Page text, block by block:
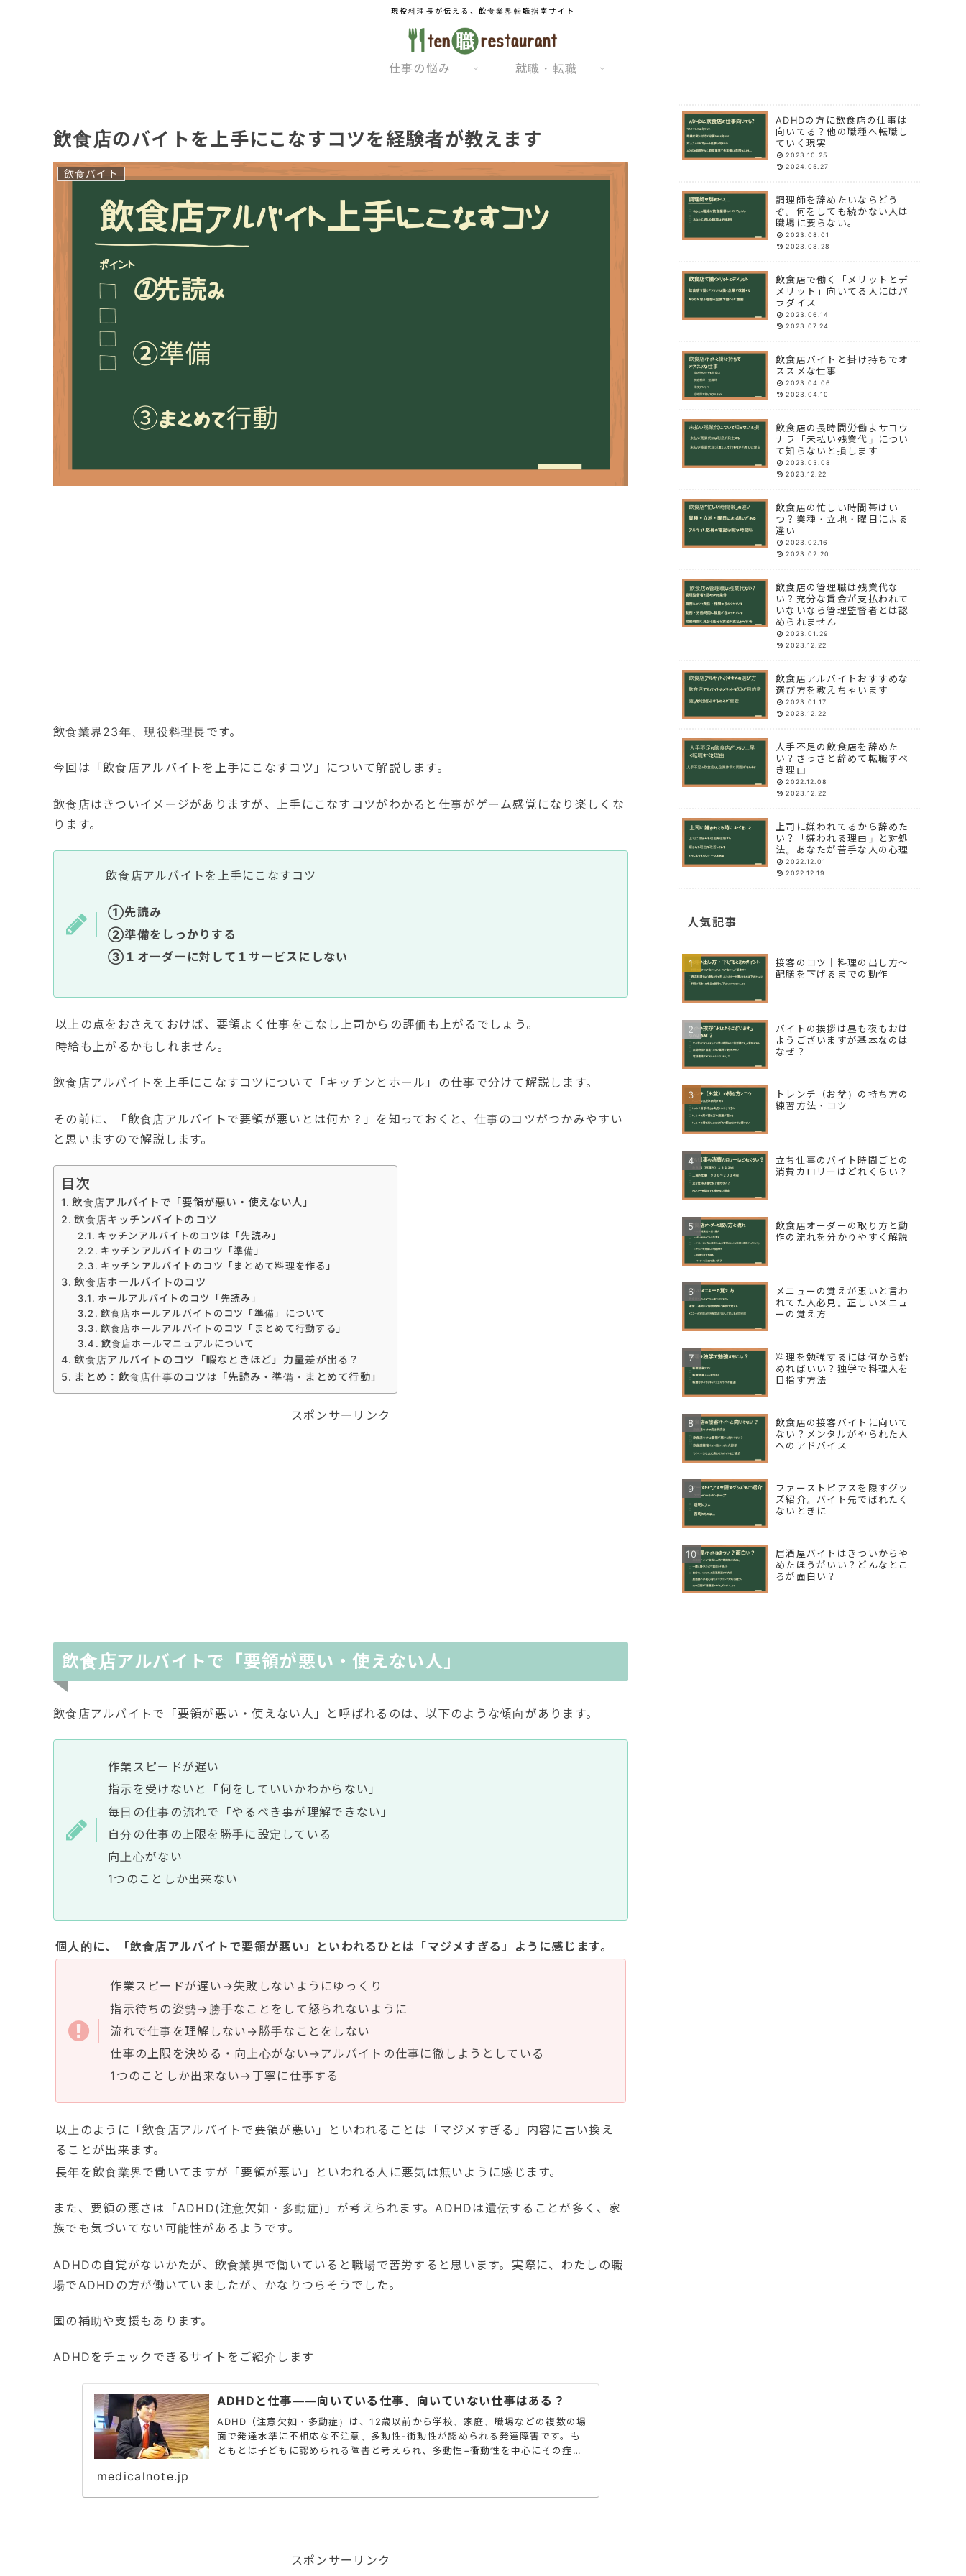
現役料理長が伝える、飲食業界転職指南サイト
仕事の悩み 就職・転職
飲食店のバイトを上手にこなすコツを経験者が教えます
飲食バイト
飲食業界23年、現役料理長です。
今回は「飲食店アルバイトを上手にこなすコツ」について解説します。
飲食店はきついイメージがありますが、上手にこなすコツがわかると仕事がゲーム感覚になり楽しくな
ります。
飲食店アルバイトを上手にこなすコツ
①先読み
②準備をしっかりする
③１オーダーに対して１サービスにしない
以上の点をおさえておけば、要領よく仕事をこなし上司からの評価も上がるでしょう。
時給も上がるかもしれません。
飲食店アルバイトを上手にこなすコツについて「キッチンとホール」の仕事で分けて解説します。
その前に、「飲食店アルバイトで要領が悪いとは何か？」を知っておくと、仕事のコツがつかみやすい
と思いますので解説します。
目次
飲食店アルバイトで「要領が悪い・使えない人」
飲食店キッチンバイトのコツ
キッチンアルバイトのコツは「先読み」
キッチンアルバイトのコツ「準備」
キッチンアルバイトのコツ「まとめて料理を作る」
飲食店ホールバイトのコツ
ホールアルバイトのコツ「先読み」
飲食店ホールアルバイトのコツ「準備」について
飲食店ホールアルバイトのコツ「まとめて行動する」
飲食店ホールマニュアルについて
飲食店アルバイトのコツ「暇なときほど」力量差が出る？
まとめ：飲食店仕事のコツは「先読み・準備・まとめて行動」
スポンサーリンク
飲食店アルバイトで「要領が悪い・使えない人」
飲食店アルバイトで「要領が悪い・使えない人」と呼ばれるのは、以下のような傾向があります。
作業スピードが遅い
指示を受けないと「何をしていいかわからない」
毎日の仕事の流れで「やるべき事が理解できない」
自分の仕事の上限を勝手に設定している
向上心がない
1つのことしか出来ない
個人的に、「飲食店アルバイトで要領が悪い」といわれるひとは「マジメすぎる」ように感じます。
作業スピードが遅い→失敗しないようにゆっくり
指示待ちの姿勢→勝手なことをして怒られないように
流れで仕事を理解しない→勝手なことをしない
仕事の上限を決める・向上心がない→アルバイトの仕事に徹しようとしている
1つのことしか出来ない→丁寧に仕事する
以上のように「飲食店アルバイトで要領が悪い」といわれることは「マジメすぎる」内容に言い換え
ることが出来ます。
長年を飲食業界で働いてますが「要領が悪い」といわれる人に悪気は無いように感じます。
また、要領の悪さは「ADHD(注意欠如・多動症)」が考えられます。ADHDは遺伝することが多く、家
族でも気づいてない可能性があるようです。
ADHDの自覚がないかたが、飲食業界で働いていると職場で苦労すると思います。実際に、わたしの職
場でADHDの方が働いていましたが、かなりつらそうでした。
国の補助や支援もあります。
ADHDをチェックできるサイトをご紹介します
ADHDと仕事——向いている仕事、向いていない仕事はある？
ADHD（注意欠如・多動症）は、12歳以前から学校、家庭、職場などの複数の場
面で発達水準に不相応な不注意、多動性-衝動性が認められる発達障害です。も
ともとは子どもに認められる障害と考えられ、多動性−衝動性を中心にその症状
medicalnote.jp
スポンサーリンク
ADHDの方に飲食店の仕事は
向いてる？他の職種へ転職し
ていく現実
2023.10.25
2024.05.27
調理師を辞めたいならどう
ぞ。何をしても続かない人は
職場に要らない。
2023.08.01
2023.08.28
飲食店で働く「メリットとデ
メリット」向いてる人にはパ
ラダイス
2023.06.14
2023.07.24
飲食店バイトと掛け持ちでオ
ススメな仕事
2023.04.06
2023.04.10
飲食店の長時間労働よサヨウ
ナラ「未払い残業代」につい
て知らないと損します
2023.03.08
2023.12.22
飲食店の忙しい時間帯はい
つ？業種・立地・曜日による
違い
2023.02.16
2023.02.20
飲食店の管理職は残業代な
い？充分な賃金が支払われて
いないなら管理監督者とは認
められません
2023.01.29
2023.12.22
飲食店アルバイトおすすめな
選び方を教えちゃいます
2023.01.17
2023.12.22
人手不足の飲食店を辞めた
い？さっさと辞めて転職すべ
き理由
2022.12.08
2023.12.22
上司に嫌われてるから辞めた
い？「嫌われる理由」と対処
法。あなたが苦手な人の心理
2022.12.01
2022.12.19
人気記事
接客のコツ｜料理の出し方〜
配膳を下げるまでの動作
バイトの挨拶は昼も夜もおは
ようございますが基本なのは
なぜ？
トレンチ（お盆）の持ち方の
練習方法・コツ
立ち仕事のバイト時間ごとの
消費カロリーはどれくらい？
飲食店オーダーの取り方と動
作の流れを分かりやすく解説
メニューの覚えが悪いと言わ
れてた人必見。正しいメニュ
ーの覚え方
料理を勉強するには何から始
めればいい？独学で料理人を
目指す方法
飲食店の接客バイトに向いて
ない？メンタルがやられた人
へのアドバイス
ファーストピアスを隠すグッ
ズ紹介。バイト先でばれたく
ないときに
居酒屋バイトはきついからや
めたほうがいい？どんなとこ
ろが面白い？